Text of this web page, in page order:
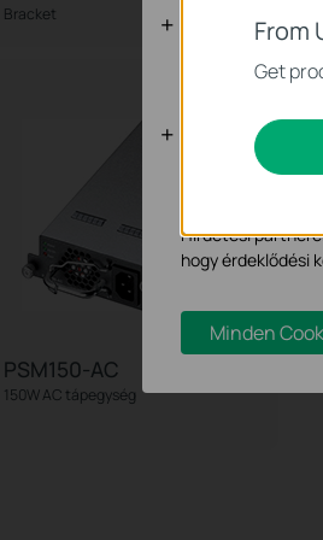
Bracket
PSM150-AC
150W AC tápegység
From
Get
Alap
Ezek a cookie -k
Marketing
Az elemző
Hirdetési
hogy érdeklődési
Minden